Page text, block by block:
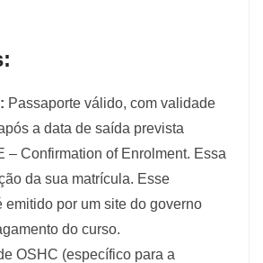
Passaporte válido, com validade
a data de saída prevista
– Confirmation of Enrolment. Essa
da sua matrícula. Esse
emitido por um site do governo
do curso.
OSHC (específico para a